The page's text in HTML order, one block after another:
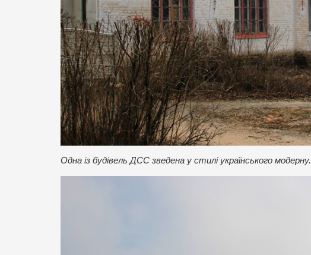
Одна із будівель ДСС зведена у стилі українського модерну.